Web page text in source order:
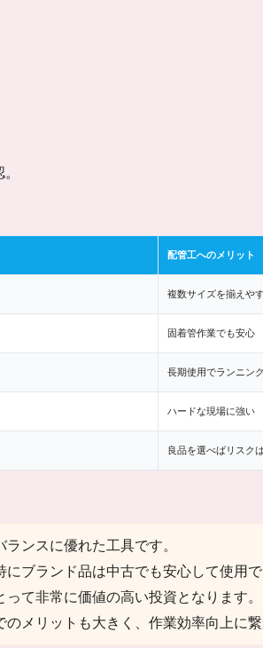
配管工へのメリット
複数サイズを揃えや
固着管作業でも安心
長期使用でランニン
ハードな現場に強い
良品を選べばリスク
ンスに優れた工具です。
ブランド品は中古でも安心して使用で
て非常に価値の高い投資となります。
メリットも大きく、作業効率向上に繋